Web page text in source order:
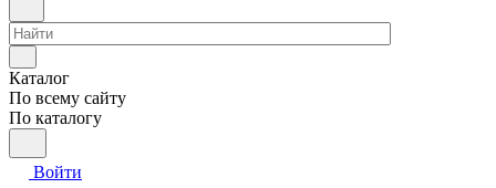
Каталог
По всему сайту
По каталогу
Войти